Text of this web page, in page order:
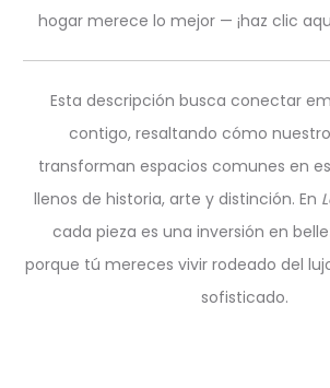
hogar merece lo mejor — ¡haz clic
Esta descripción busca conectar
contigo, resaltando cómo
transforman espacios comunes en
llenos de historia, arte y distinción. En
cada pieza es una inversión en
porque tú mereces vivir rodeado del
sofisticado.